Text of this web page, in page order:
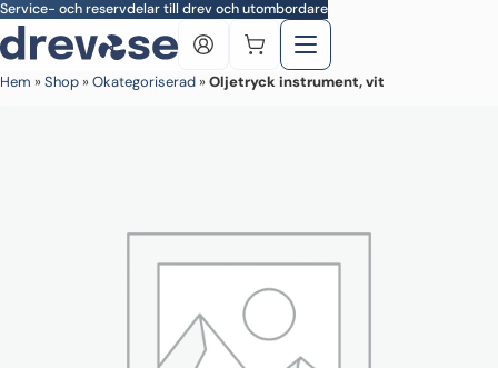
Skip to main content
Service- och reservdelar till drev och utombordare
Hem »Shop »Okategoriserad »Oljetryck instrument, vit